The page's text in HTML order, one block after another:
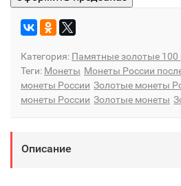
Категория: Памятные золотые 100
Теги: Монеты Монеты России
монеты России Золотые монеты
монеты России Золотые монеты
Описание